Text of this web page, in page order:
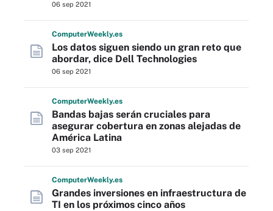
06 sep 2021
ComputerWeekly.es
Los datos siguen siendo un gran reto que
abordar, dice Dell Technologies
06 sep 2021
ComputerWeekly.es
Bandas bajas serán cruciales para
asegurar cobertura en zonas alejadas de
América Latina
03 sep 2021
ComputerWeekly.es
Grandes inversiones en infraestructura de
TI en los próximos cinco años